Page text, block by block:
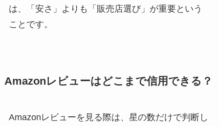
は、「安さ」よりも「販売店選び」が重要という
ことです。
Amazonレビューはどこまで信用できる？
Amazonレビューを見る際は、星の数だけで判断し